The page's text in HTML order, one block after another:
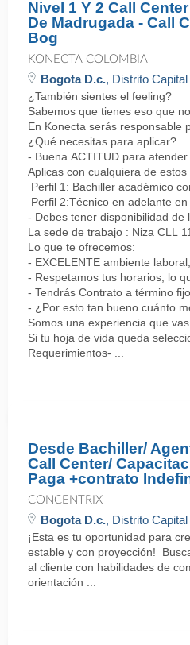
Nivel 1 Y 2 Call
De Madrugada - Call
Bog
KONECTA COLOMBIA
Bogota D.c., Distrito Capital
¿También sientes el feeling?
Sabemos que tienes eso que
En Konecta serás responsable
¿Qué necesitas para aplicar?
- Buena ACTITUD para
Aplicas con cualquiera de
Perfil 1: Bachiller académico
Perfil 2:Técnico en adelante
- Debes tener disponibilidad
La sede de trabajo : Niza CLL
Lo que te ofrecemos:
- EXCELENTE ambiente
- Respetamos tus horarios, lo
- Tendrás Contrato a término
- ¿Por esto tan bueno cuánto
Somos una experiencia que
Si tu hoja de vida queda
Requerimientos- ...
Desde Bachiller/
Call Center/
Paga +contrato
CONCENTRIX
Bogota D.c., Distrito Capital
¡Esta es tu oportunidad para
estable y con proyección!
al cliente con habilidades de
orientación ...